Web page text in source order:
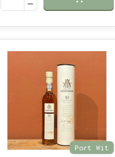
Port Wit